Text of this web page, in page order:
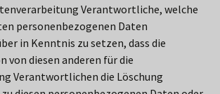
Verantwortliche, welche
personenbezogenen Daten
in Kenntnis zu setzen, dass die
von diesen anderen für die
Verantwortlichen die Löschung